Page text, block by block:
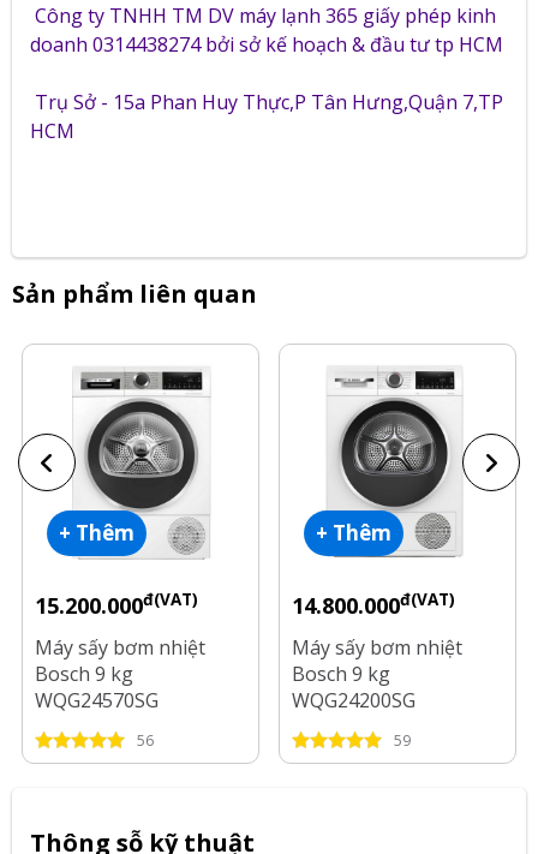
Công ty TNHH TM DV máy lạnh 365 giấy phép kinh
doanh 0314438274 bởi sở kế hoạch & đầu tư tp HCM
Trụ Sở - 15a Phan Huy Thực,P Tân Hưng,Quận 7,TP
HCM
Sản phẩm liên quan
+ Thêm
15.200.000đ(VAT)
Máy sấy bơm nhiệt
Bosch 9 kg
WQG24570SG
56
+ Thêm
14.800.000đ(VAT)
Máy sấy bơm nhiệt
Bosch 9 kg
WQG24200SG
59
Thông sỗ kỹ thuật